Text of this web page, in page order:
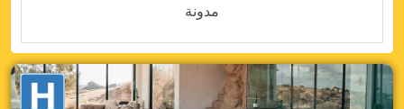
مدونة